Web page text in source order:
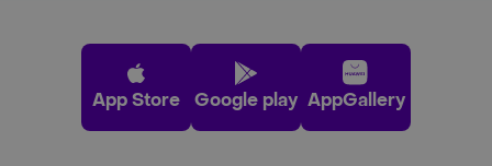
App Store Google play AppGallery